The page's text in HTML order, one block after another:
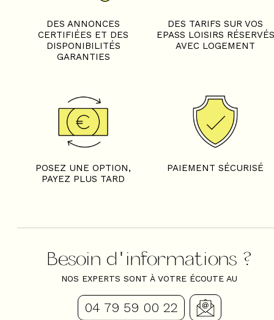
DES ANNONCES
CERTIFIÉES ET DES
DISPONIBILITÉS
GARANTIES
DES TARIFS SUR VOS
EPASS LOISIRS RÉSERVÉS
AVEC LOGEMENT
POSEZ UNE OPTION,
PAYEZ PLUS TARD
PAIEMENT SÉCURISÉ
Besoin d'informations ?
NOS EXPERTS SONT À VOTRE ÉCOUTE AU
04 79 59 00 22